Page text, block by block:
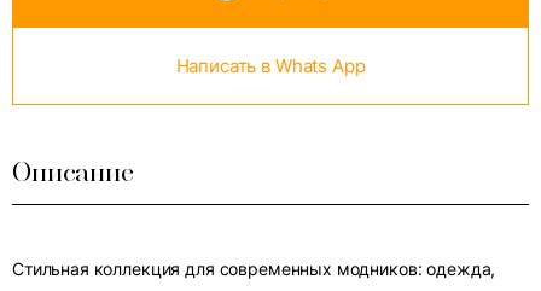
Написать в Whats App
Описание
Стильная коллекция для современных модников: одежда,